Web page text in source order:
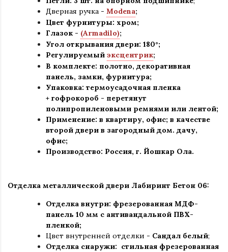
Дверная ручка - Modena;
Цвет фурнитуры: хром;
Глазок - (Armadilo);
Угол открывания двери: 180°;
Регулируемый эксцентрик;
В комплекте: полотно, декоративная
панель, замки, фурнитура;
Упаковка: термоусадочная пленка
+ гофрокороб - перетянут
полипропиленовыми ремнями или лентой;
Применение: в квартиру, офис; в качестве
второй двери в загородный дом. дачу,
офис;
Производство: Россия, г. Йошкар Ола.
Отделка металлической двери Лабиринт Бетон 06:
Отделка внутри: фрезерованная МДФ-
панель 10 мм с антивандальной ПВХ-
пленкой;
Цвет внутренней отделки - Сандал белый;
Отделка снаружи: стильная фрезерованная